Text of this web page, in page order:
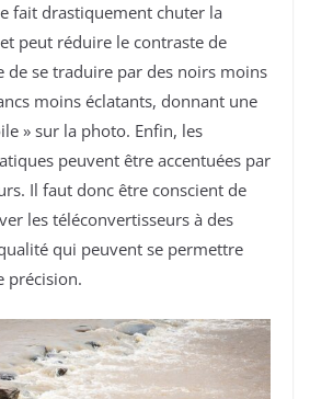
fait drastiquement chuter la
peut réduire le contraste de
de se traduire par des noirs moins
moins éclatants, donnant une
» sur la photo. Enfin, les
peuvent être accentuées par
Il faut donc être conscient de
les téléconvertisseurs à des
qui peuvent se permettre
précision.